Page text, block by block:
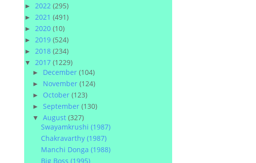
► 2022 (295)
► 2021 (491)
► 2020 (10)
► 2019 (524)
► 2018 (234)
▼ 2017 (1229)
► December(104)
► November(124)
► October(123)
► September(130)
▼August(327)
Swayamkrushi (1987)
Chakravarthy (1987)
Manchi Donga (1988)
Big Boss (1995)